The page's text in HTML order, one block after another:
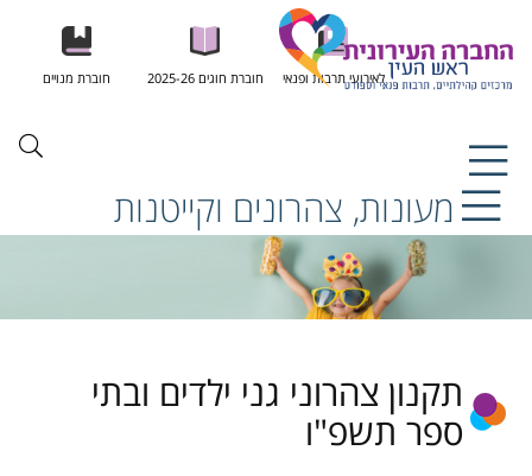
לאירועי תרבות ופנאי חוברת חוגים 2025-26 חוברת מנויים
מעונות, צהרונים וקייטנות
תקנון צהרוני גני ילדים ובתי
ספר תשפ"ו